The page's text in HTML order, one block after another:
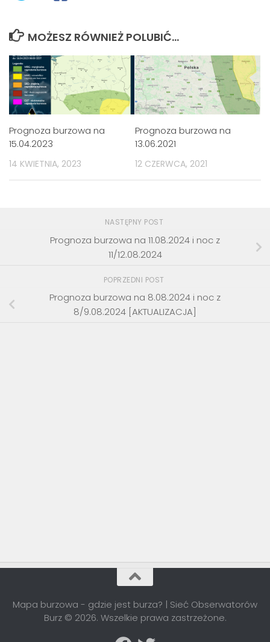
MOŻESZ RÓWNIEŻ POLUBIĆ…
Prognoza burzowa na
15.04.2023
14 KWIETNIA, 2023
Prognoza burzowa na
13.06.2021
12 CZERWCA, 2021
NASTĘPNY POST
Prognoza burzowa na 11.08.2024 i noc z
11/12.08.2024
POPRZEDNI POST
Prognoza burzowa na 8.08.2024 i noc z
8/9.08.2024 [AKTUALIZACJA]
Mapa burzowa - gdzie jest burza? | Sieć Obserwatorów
Burz © 2026. Wszelkie prawa zastrzeżone.